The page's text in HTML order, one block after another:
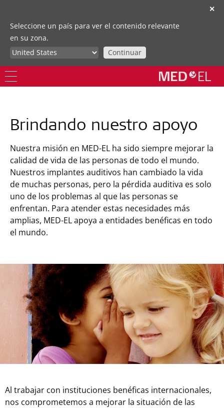
✕
Seleccione un país para ver el contenido relevante
en su zona.
Continuar
Brindando nuestro apoyo
Nuestra misión en MED-EL ha sido siempre mejorar la
calidad de vida de las personas de todo el mundo.
Nuestros implantes auditivos han cambiado la vida
de muchas personas, pero la pérdida auditiva es solo
uno de los problemas al que las personas se
enfrentan. Para atender estas necesidades más
amplias, MED-EL apoya a entidades benéficas en todo
el mundo.
Al trabajar con instituciones benéficas internacionales,
nos comprometemos a mejorar la situación de las